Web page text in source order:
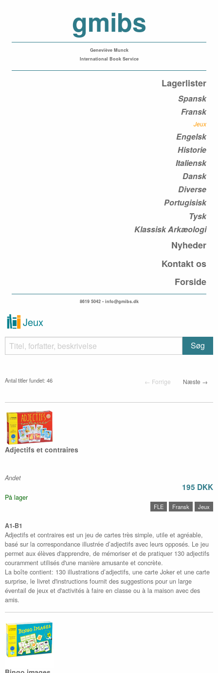
gmibs
Geneviève Munck
International Book Service
Lagerlister
Spansk
Fransk
Jeux
Engelsk
Historie
Italiensk
Dansk
Diverse
Portugisisk
Tysk
Klassisk Arkæologi
Nyheder
Kontakt os
Forside
8619 5042 • info@gmibs.dk
Jeux
Antal titler fundet: 46 ← Forrige Næste →
Adjectifs et contraires
Andet
195 DKK
På lager
FLE Fransk Jeux
A1-B1
Adjectifs et contraires est un jeu de cartes très simple, utile et agréable,
basé sur la correspondance illustrée d’adjectifs avec leurs opposés. Le jeu
permet aux élèves d'apprendre, de mémoriser et de pratiquer 130 adjectifs
couramment utilisés d'une manière amusante et concrète.
La boîte contient: 130 illustrations d’adjectifs, une carte Joker et une carte
surprise, le livret d'instructions fournit des suggestions pour un large
éventail de jeux et d'activités à faire en classe ou à la maison avec des
amis.